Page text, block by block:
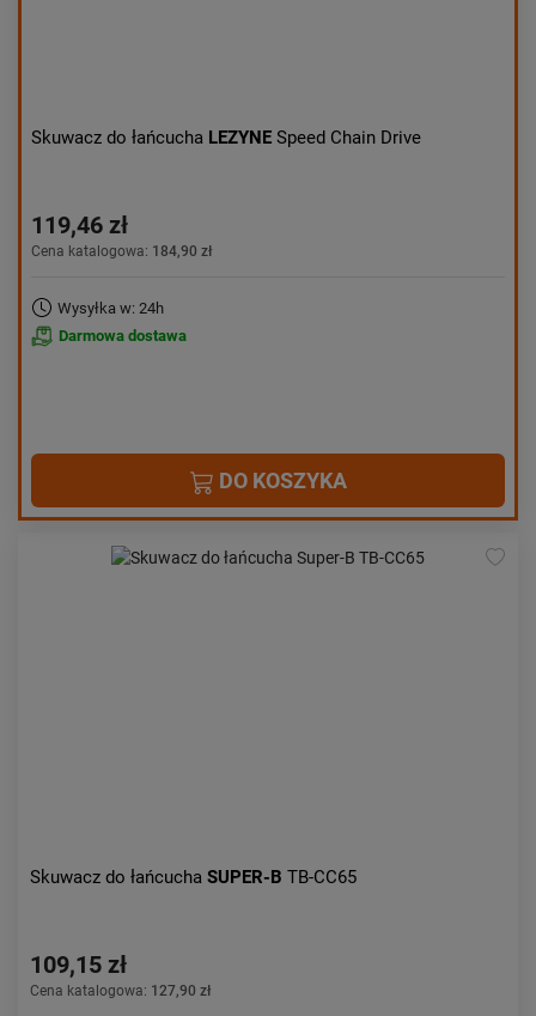
Skuwacz do łańcucha LEZYNE Speed Chain Drive
119,46 zł
Cena katalogowa: 184,90 zł
Wysyłka w: 24h
Darmowa dostawa
DO KOSZYKA
Skuwacz do łańcucha SUPER-B TB-CC65
109,15 zł
Cena katalogowa: 127,90 zł